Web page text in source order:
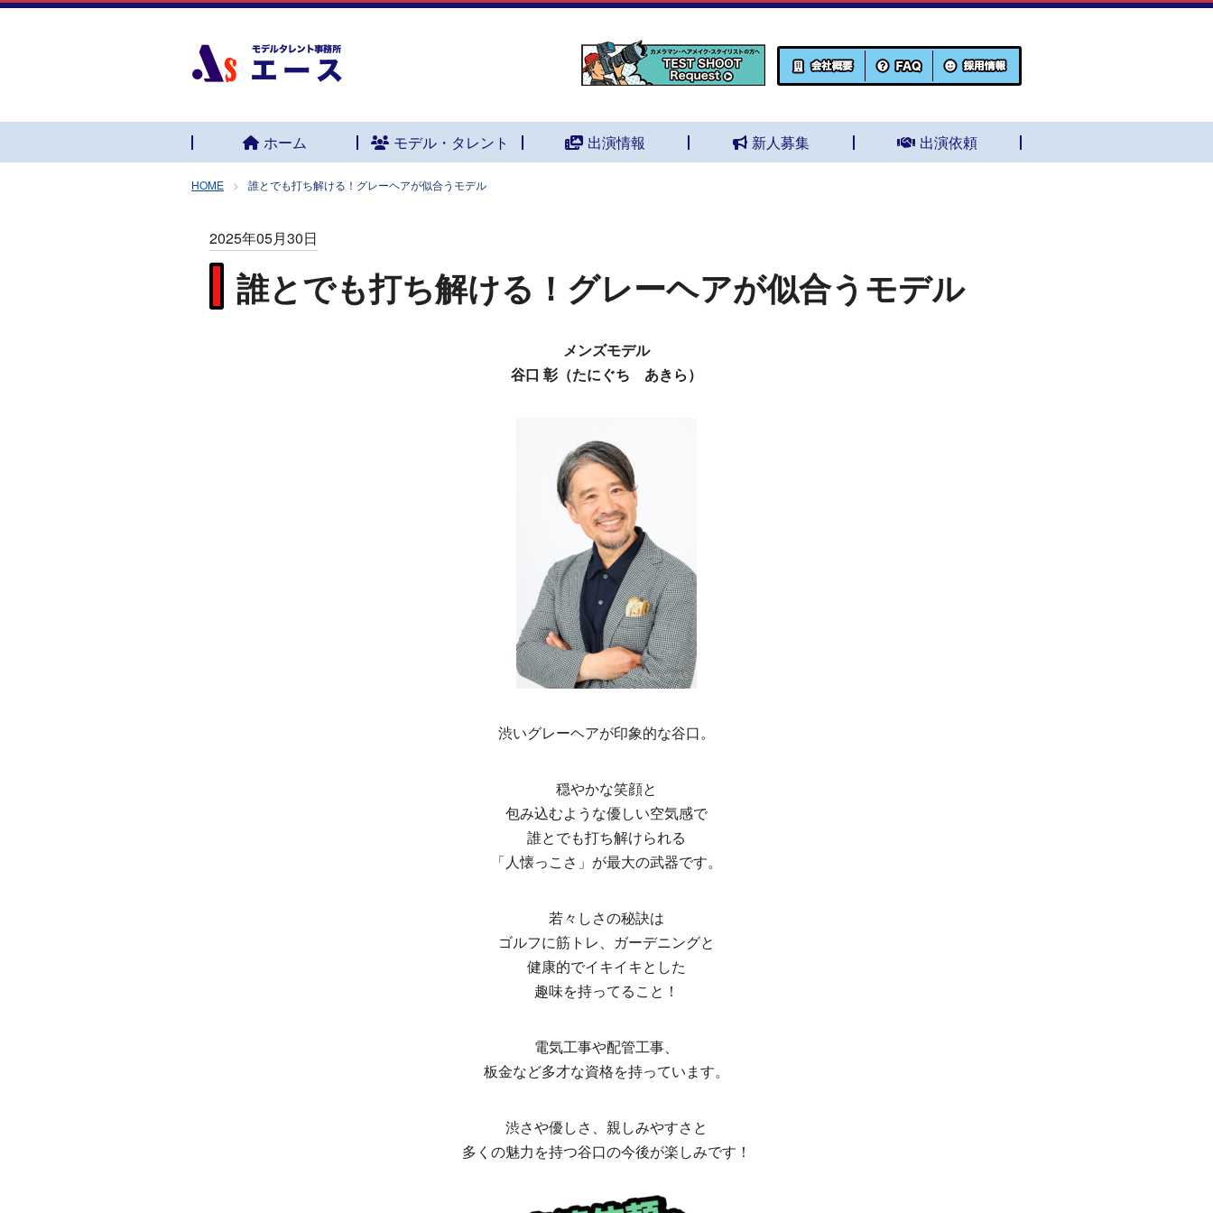
ホーム モデル・タレント 出演情報 新人募集 出演依頼
HOME 誰とでも打ち解ける！グレーヘアが似合うモデル
2025年05月30日
誰とでも打ち解ける！グレーヘアが似合うモデル
メンズモデル
谷口 彰（たにぐち あきら）
渋いグレーヘアが印象的な谷口。
穏やかな笑顔と
包み込むような優しい空気感で
誰とでも打ち解けられる
「人懐っこさ」が最大の武器です。
若々しさの秘訣は
ゴルフに筋トレ、ガーデニングと
健康的でイキイキとした
趣味を持ってること！
電気工事や配管工事、
板金など多才な資格を持っています。
渋さや優しさ、親しみやすさと
多くの魅力を持つ谷口の今後が楽しみです！